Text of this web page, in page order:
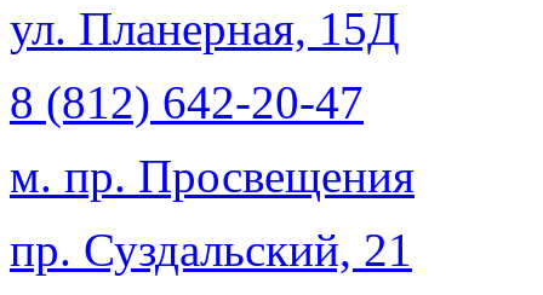
ул. Планерная, 15Д
8 (812) 642-20-47
м. пр. Просвещения
пр. Суздальский, 21